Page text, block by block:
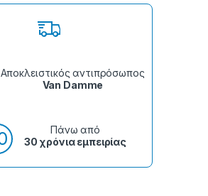
Αποκλειστικός αντιπρόσωπος
Van Damme
Πάνω από
30 χρόνια εμπειρίας